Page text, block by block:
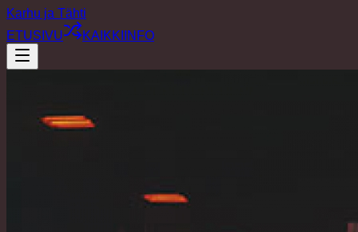
Karhu ja Tähti
ETUSIVU
KAIKKI INFO